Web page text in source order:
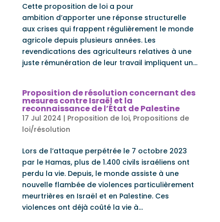
Cette proposition de loi a pour
ambition d’apporter une réponse structurelle
aux crises qui frappent régulièrement le monde
agricole depuis plusieurs années. Les
revendications des agriculteurs relatives à une
juste rémunération de leur travail impliquent un...
Proposition de résolution concernant des
mesures contre Israël et la
reconnaissance de l’État de Palestine
17 Jul 2024 | Proposition de loi, Propositions de
loi/résolution
Lors de l’attaque perpétrée le 7 octobre 2023
par le Hamas, plus de 1.400 civils israéliens ont
perdu la vie. Depuis, le monde assiste à une
nouvelle flambée de violences particulièrement
meurtrières en Israël et en Palestine. Ces
violences ont déjà coûté la vie à...